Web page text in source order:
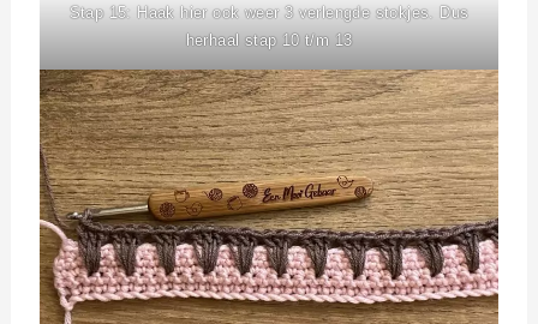
Stap 15: Haak hier ook weer 3 verlengde stokjes. Dus
herhaal stap 10 t/m 13